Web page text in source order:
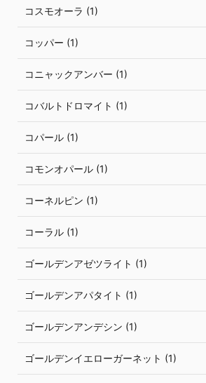
コスモオーラ (1)
コッパー (1)
コニャックアンバー (1)
コバルトドロマイト (1)
コパール (1)
コモンオパール (1)
コーネルピン (1)
コーラル (1)
ゴールデンアゼツライト (1)
ゴールデンアパタイト (1)
ゴールデンアンデシン (1)
ゴールデンイエローガーネット (1)